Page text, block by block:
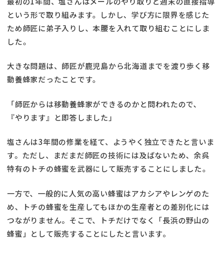
という形で取り組みます。しかし、学び方に限界を感じた
ため師匠に弟子入りし、本腰を入れて取り組むことにしま
した。
大きな問題は、師匠が鹿児島から北海道までを渡り歩く移
動養蜂家だったことです。
「師匠からは移動養蜂家ができるのかと問われたので、
『やります』と即答しました」
塩さんは3年間の修業を経て、ようやく独立できたと言いま
す。ただし、まだまだ師匠の技術には及ばないため、余呉
特有のトチの蜂蜜を武器にして販売することにしました。
一方で、一般的に人気の高い蜂蜜はアカシアやレンゲのた
め、トチの蜂蜜を生産してもほかの生産者との差別化には
つながりません。そこで、トチだけでなく「長浜の野山の
蜂蜜」として販売することにしたと言います。